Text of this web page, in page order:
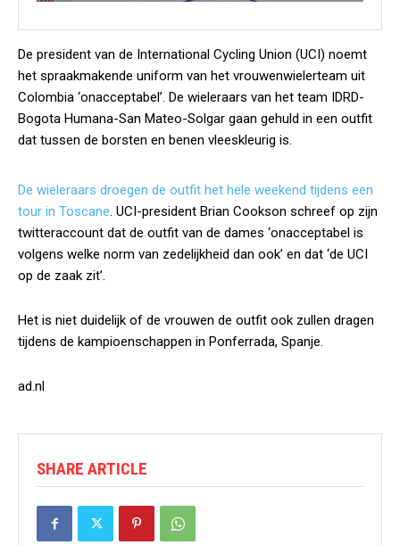
De president van de International Cycling Union (UCI) noemt
het spraakmakende uniform van het vrouwenwielerteam uit
Colombia ‘onacceptabel’. De wieleraars van het team IDRD-
Bogota Humana-San Mateo-Solgar gaan gehuld in een outfit
dat tussen de borsten en benen vleeskleurig is.
De wieleraars droegen de outfit het hele weekend tijdens een
tour in Toscane. UCI-president Brian Cookson schreef op zijn
twitteraccount dat de outfit van de dames ‘onacceptabel is
volgens welke norm van zedelijkheid dan ook’ en dat ‘de UCI
op de zaak zit’.
Het is niet duidelijk of de vrouwen de outfit ook zullen dragen
tijdens de kampioenschappen in Ponferrada, Spanje.
ad.nl
SHARE ARTICLE